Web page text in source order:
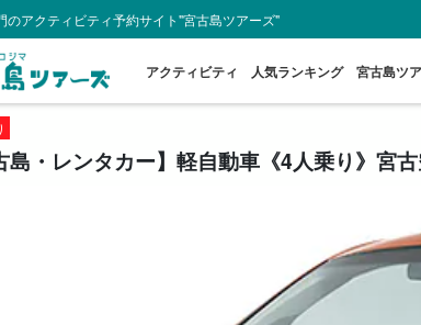
のアクティビティ予約サイト"宮古島ツアーズ"
アクティビティ 人気ランキング 宮古島ツ
島・レンタカー】軽自動車《4人乗り》宮